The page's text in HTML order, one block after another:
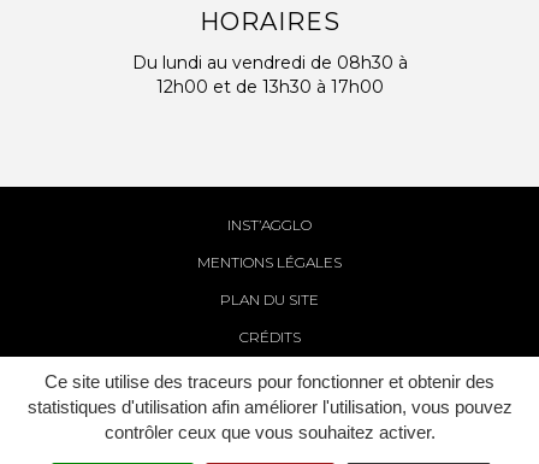
Ce site utilise des traceurs pour fonctionner et obtenir des
statistiques d'utilisation afin améliorer l'utilisation, vous pouvez
contrôler ceux que vous souhaitez activer.
HORAIRES
Du lundi au vendredi de 08h30 à
12h00 et de 13h30 à 17h00
INST’AGGLO
MENTIONS LÉGALES
PLAN DU SITE
CRÉDITS